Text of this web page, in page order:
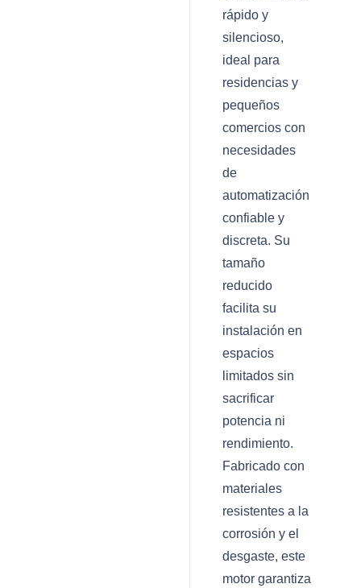
rápido y
silencioso,
ideal para
residencias y
pequeños
comercios con
necesidades
de
automatización
confiable y
discreta. Su
tamaño
reducido
facilita su
instalación en
espacios
limitados sin
sacrificar
potencia ni
rendimiento.
Fabricado con
materiales
resistentes a la
corrosión y el
desgaste, este
motor garantiza